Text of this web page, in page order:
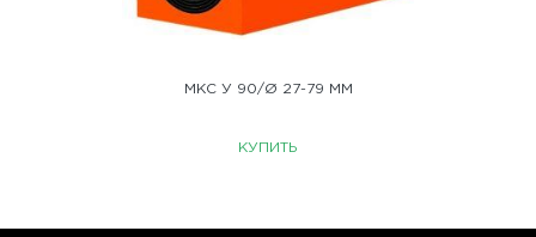
МКС У 90/Ø 27-79 ММ
КУПИТЬ